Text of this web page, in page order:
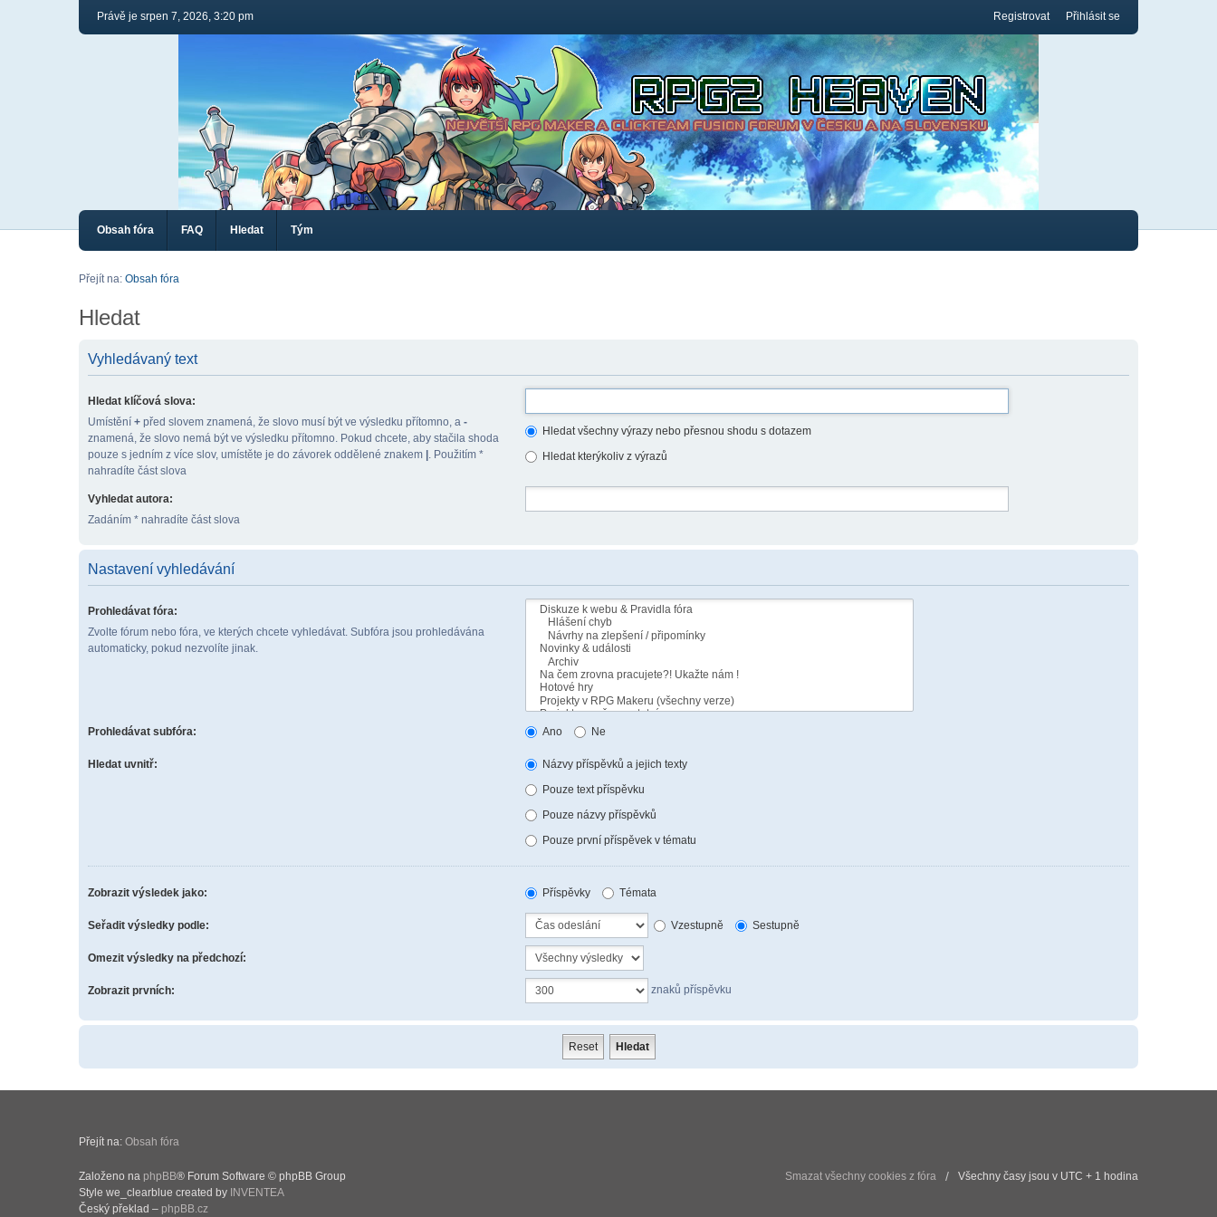
Právě je srpen 7, 2026, 3:20 pm Registrovat Přihlásit se
Obsah fóra FAQ Hledat Tým
Přejít na: Obsah fóra
Hledat
Vyhledávaný text
Hledat klíčová slova:
Umístění + před slovem znamená, že slovo musí být ve výsledku přítomno, a -
znamená, že slovo nemá být ve výsledku přítomno. Pokud chcete, aby stačila shoda
pouze s jedním z více slov, umístěte je do závorek oddělené znakem . Použitím *
nahradíte část slova
Hledat všechny výrazy nebo přesnou shodu s dotazem
Hledat kterýkoliv z výrazů
Vyhledat autora:
Zadáním * nahradíte část slova
Nastavení vyhledávání
Prohledávat fóra:
Zvolte fórum nebo fóra, ve kterých chcete vyhledávat. Subfóra jsou prohledávána
automaticky, pokud nezvolíte jinak.
Prohledávat subfóra: Ano Ne
Hledat uvnitř:
Názvy příspěvků a jejich texty
Pouze text příspěvku
Pouze názvy příspěvků
Pouze první příspěvek v tématu
Zobrazit výsledek jako: Příspěvky Témata
Seřadit výsledky podle: Vzestupně Sestupně
Omezit výsledky na předchozí:
Zobrazit prvních: znaků příspěvku
Přejít na: Obsah fóra
Smazat všechny cookies z fóra Všechny časy jsou v UTC + 1 hodina
Založeno na phpBB® Forum Software © phpBB Group
Style we_clearblue created by INVENTEA
Český překlad – phpBB.cz